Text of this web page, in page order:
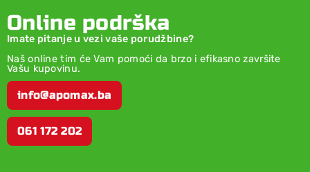
Online podrška
Imate pitanje u vezi vaše porudžbine?
Naš online tim će Vam pomoći da brzo i efikasno završite
Vašu kupovinu.
info@apomax.ba
061 172 202